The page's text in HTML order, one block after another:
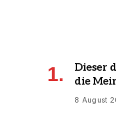
Dieser
die
8 August